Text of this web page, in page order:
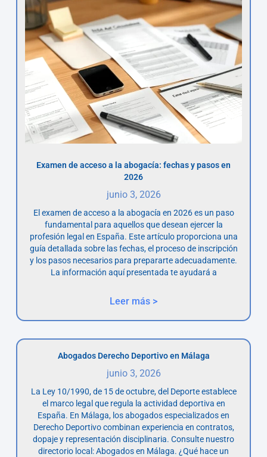
Examen de acceso a la abogacía: fechas y pasos en
2026
junio 3, 2026
El examen de acceso a la abogacía en 2026 es un paso
fundamental para aquellos que desean ejercer la
profesión legal en España. Este artículo proporciona una
guía detallada sobre las fechas, el proceso de inscripción
y los pasos necesarios para prepararte adecuadamente.
La información aquí presentada te ayudará a
Leer más >
Abogados Derecho Deportivo en Málaga
junio 3, 2026
La Ley 10/1990, de 15 de octubre, del Deporte establece
el marco legal que regula la actividad deportiva en
España. En Málaga, los abogados especializados en
Derecho Deportivo combinan experiencia en contratos,
dopaje y representación disciplinaria. Consulte nuestro
directorio local: Abogados en Málaga. ¿Qué hace un